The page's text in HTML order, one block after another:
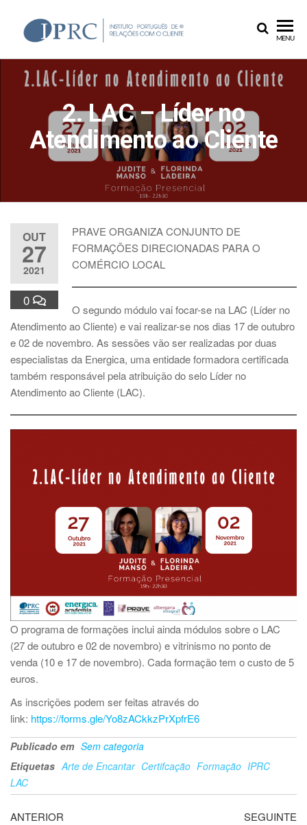
MENU
2. LAC – Líder no
Atendimento ao Cliente
OUT
27
2021
0
PRAVE ORGANIZA CONJUNTO DE
FORMAÇÕES DIRECIONADAS PARA O
COMÉRCIO LOCAL
O segundo módulo vai focar-se na LAC (Líder no
Atendimento ao Cliente) e vai realizar-se nos dias 17 de outubro
e 02 de novembro. As sessões vão ser realizadas por duas
especialistas da Energica, uma entidade formadora certificada
também responsável pela atribuição do selo Líder no
Atendimento ao Cliente (LAC).
O programa de formações inclui ainda módulos sobre o LAC
(27 de outubro e 02 de novembro) e vitrinismo no ponto de
venda (10 e 17 de novembro). Cada formação tem o custo de 5
euros.
As inscrições podem ser feitas através do
link: https://forms.gle/Yo8zACkkzPrXpfrE6
Publicado em Sem categoria
Etiquetas Arte de Encantar Certifcação Formação IPRC
LAC
ANTERIOR
SEGUINTE